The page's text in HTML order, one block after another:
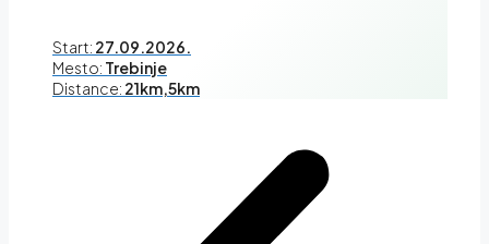
Start: 27.09.2026.
Mesto: Trebinje
Distance: 21km,5km